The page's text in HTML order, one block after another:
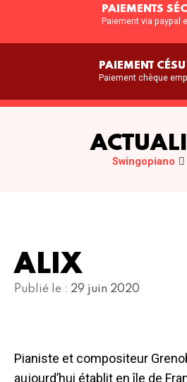
PAIEMENTS
Paiement via paypal
PAIEMENT CÉSU
Paiement chèque
Swingopiano
ALIX
Publié le : 29 juin 2020
Pianiste et compositeur
aujourd’hui établit en île de